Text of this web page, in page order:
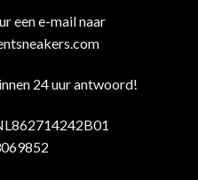
een e-mail naar
24 uur antwoord!